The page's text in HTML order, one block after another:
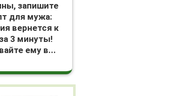
запишите
для мужа:
вернется к
3 минуты!
ему в...